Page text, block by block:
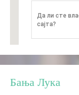
E-Brochure
Откриј Српску
Да ли сте
сајта?
Бања Лука